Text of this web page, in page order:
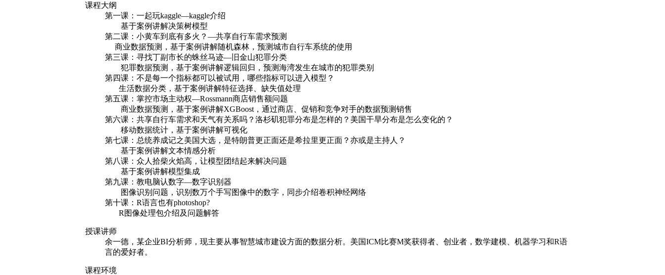
课程大纲
第一课：一起玩kaggle—kaggle介绍
基于案例讲解决策树模型
第二课：小黄车到底有多火？—共享自行车需求预测
商业数据预测，基于案例讲解随机森林，预测城市自行车系统的使用
第三课：寻找丁副市长的蛛丝马迹—旧金山犯罪分类
犯罪数据预测，基于案例讲解逻辑回归，预测海湾发生在城市的犯罪类别
第四课：不是每一个指标都可以被试用，哪些指标可以进入模型？
生活数据分类，基于案例讲解特征选择、缺失值处理
第五课：掌控市场主动权—Rossmann商店销售额问题
商业数据预测，基于案例讲解XGBoost，通过商店、促销和竞争对手的数据预测销售
第六课：共享自行车需求和天气有关系吗？洛杉矶犯罪分布是怎样的？美国干旱分布是怎么变化的？
移动数据统计，基于案例讲解可视化
第七课：总统养成记之美国大选，是特朗普更正面还是希拉里更正面？亦或是主持人？
基于案例讲解文本情感分析
第八课：众人拾柴火焰高，让模型团结起来解决问题
基于案例讲解模型集成
第九课：教电脑认数字—数字识别器
图像识别问题，识别数万个手写图像中的数字，同步介绍卷积神经网络
第十课：R语言也有photoshop?
R图像处理包介绍及问题解答
授课讲师
余一德，某企业BI分析师，现主要从事智慧城市建设方面的数据分析。美国ICM比赛M奖获得者、创业者，数学建模、机器学习和R语
言的爱好者。
课程环境